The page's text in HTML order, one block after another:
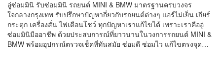
อู่ซ่อมมินิ รับซ่อมมินิ รถยนต์ MINI & BMW มาตรฐานครบวงจร
ใจกลางกรุงเทพ รับปรึกษาปัญหากี่ยวกับรถยนต์ต่างๆ แอร์ไม่เย็น เกียร์
กระตุก เครื่องสั่น ไฟเตือนโชว์ ทุกปัญหาเราแก้ไขได้ เพราะเราคืออู่
ซ่อมมินิมืออาชีพ ด้วยประสบการณ์ที่ยาวนานในวงการรถยนต์ MINI &
BMW พร้อมอุปกรณ์ตรวจเช็คที่ทันสมัย ซ่อมดี ซ่อมไว แก้ไขตรงจุด…